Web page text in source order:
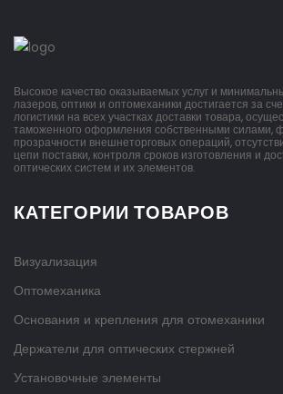
Высокое качество оказываемых услуг и
лазеров, оптики и оптомеханики достигается за
логистики на всех участках доставки товара,
таможенного оформления собственными силами,
прозрачности внешнеторговых операций,
цепи поставки, контроля сроков изготовления и
оптических систем и их элементов.
КАТЕГОРИИ ТОВАРОВ
Визуализация
Оптомеханика
Основания и крепления для отомеханики
Держатели для оптических стержней
Установочные элементы